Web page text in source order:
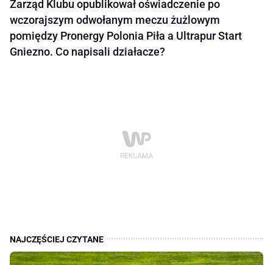
Zarząd Klubu opublikował oświadczenie po
wczorajszym odwołanym meczu żużlowym
pomiędzy Pronergy Polonia Piła a Ultrapur Start
Gniezno. Co napisali działacze?